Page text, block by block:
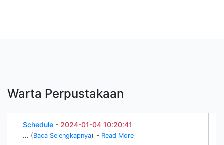
Warta Perpustakaan
Schedule - 2024-01-04 10:20:41
... (Baca Selengkapnya) - Read More